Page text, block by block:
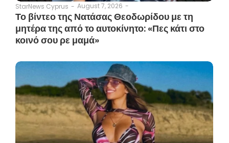
StarNews Cyprus - August 7, 2026 -
Το βίντεο της Νατάσας Θεοδωρίδου με τη
μητέρα της από το αυτοκίνητο: «Πες κάτι στο
κοινό σου ρε μαμά»